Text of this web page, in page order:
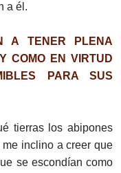
a él.
A TENER PLENA
COMO EN VIRTUD
PARA SUS
tierras los abipones
me inclino a creer que
se escondían como